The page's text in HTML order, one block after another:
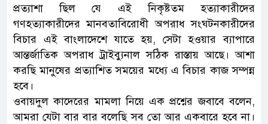
প্রত্যাশা ছিল যে এই নিকৃষ্টতম হত্যাকারীদের
গণহত্যাকারীদের মানবতাবিরোধী অপরাধ সংঘটনকারীদের
বিচার এই বাংলাদেশে যাতে হয়, সেটা হওয়ার ব্যাপারে
আন্তর্জাতিক অপরাধ ট্রাইব্যুনাল সঠিক রাস্তায় আছে। আশা
করছি মানুষের প্রত্যাশিত সময়ের মধ্যে এ বিচার কাজ সম্পন্ন
হবে।
ওবায়দুল কাদেরের মামলা নিয়ে এক প্রশ্নের জবাবে বলেন,
আমরা যেটা বার বার বলেছি সব তো আর একবারে হবে না।